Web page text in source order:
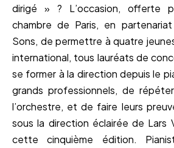
dirigé » ? L’occasion, offerte
chambre de Paris, en
Sons, de permettre à quatre
international, tous lauréats de
se former à la direction depuis le
grands professionnels, de
l’orchestre, et de faire leurs
sous la direction éclairée de Lars
cette cinquième édition.